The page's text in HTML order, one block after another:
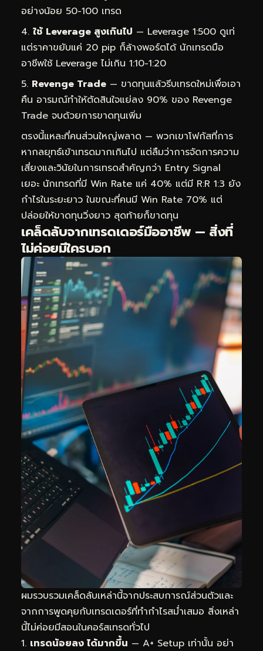
อย่างน้อย 50-100 เทรด
ใช้ Leverage สูงเกินไป — Leverage 1:500 ดูเท่
แต่ราคาขยับแค่ 20 pip ก็ล้างพอร์ตได้ นักเทรดมือ
อาชีพใช้ Leverage ไม่เกิน 1:10-1:20
Revenge Trade — ขาดทุนแล้วรีบเทรดใหม่เพื่อเอา
คืน อารมณ์ทำให้ตัดสินใจแย่ลง 90% ของ Revenge
Trade จบด้วยการขาดทุนเพิ่ม
ตรงนี้แหละที่คนส่วนใหญ่พลาด — พวกเขาโฟกัสที่การ
หากลยุทธ์เข้าเทรดมากเกินไป แต่ลืมว่าการจัดการความ
เสี่ยงและวินัยในการเทรดสำคัญกว่า Entry Signal
เยอะ นักเทรดที่มี Win Rate แค่ 40% แต่มี R:R 1:3 ยัง
กำไรในระยะยาว ในขณะที่คนมี Win Rate 70% แต่
ปล่อยให้ขาดทุนวิ่งยาว สุดท้ายก็ขาดทุน
เคล็ดลับจากเทรดเดอร์มืออาชีพ — สิ่งที่
ไม่ค่อยมีใครบอก
ผมรวบรวมเคล็ดลับเหล่านี้จากประสบการณ์ส่วนตัวและ
จากการพูดคุยกับเทรดเดอร์ที่ทำกำไรสม่ำเสมอ สิ่งเหล่า
นี้ไม่ค่อยมีสอนในคอร์สเทรดทั่วไป
เทรดน้อยลง ได้มากขึ้น — A+ Setup เท่านั้น อย่า